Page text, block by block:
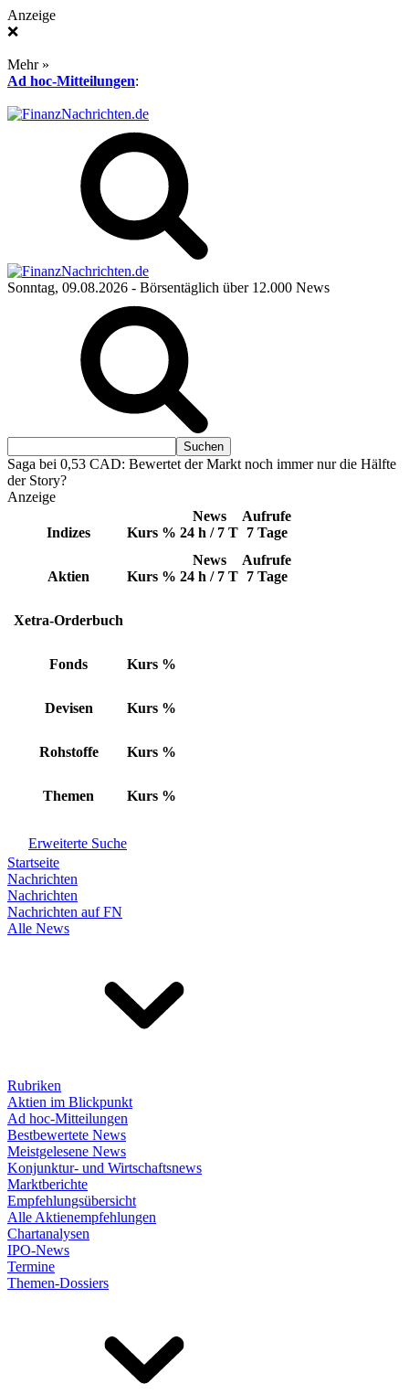
Anzeige
❌
Mehr »
Ad hoc-Mitteilungen:
Sonntag, 09.08.2026 - Börsentäglich über 12.000 News
Saga bei 0,53 CAD: Bewertet der Markt noch immer nur die Hälfte
der Story?
Anzeige
Indizes Kurs %
News
24 h / 7 T
Aufrufe
7 Tage
Aktien Kurs %
News
24 h / 7 T
Aufrufe
7 Tage
Xetra-Orderbuch
Fonds Kurs %
Devisen Kurs %
Rohstoffe Kurs %
Themen Kurs %
Erweiterte Suche
Startseite
Nachrichten
Nachrichten
Nachrichten auf FN
Alle News
Rubriken
Aktien im Blickpunkt
Ad hoc-Mitteilungen
Bestbewertete News
Meistgelesene News
Konjunktur- und Wirtschaftsnews
Marktberichte
Empfehlungsübersicht
Alle Aktienempfehlungen
Chartanalysen
IPO-News
Termine
Themen-Dossiers